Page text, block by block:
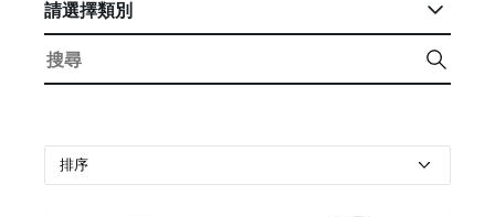
請選擇類別